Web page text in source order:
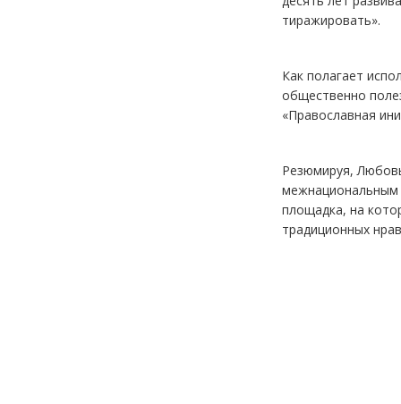
тиражировать».
Как полагает
общественно
«Православная
Резюмируя,
межнациональным
площадка, на
традиционных